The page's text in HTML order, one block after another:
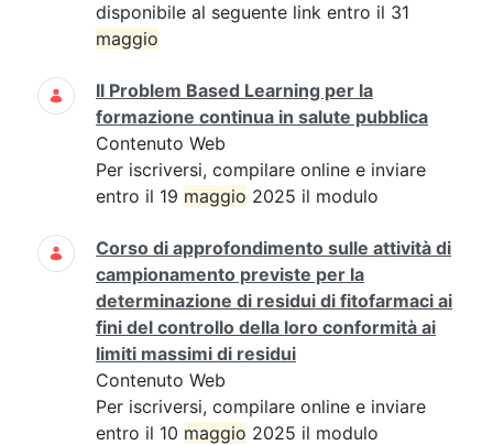
disponibile al seguente link entro il 31
maggio
Il Problem Based Learning per la
formazione continua in salute pubblica
Contenuto Web
Per iscriversi, compilare online e inviare
entro il 19 maggio 2025 il modulo
Corso di approfondimento sulle attività di
campionamento previste per la
determinazione di residui di fitofarmaci ai
fini del controllo della loro conformità ai
limiti massimi di residui
Contenuto Web
Per iscriversi, compilare online e inviare
entro il 10 maggio 2025 il modulo